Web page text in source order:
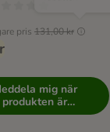
pris 131,00 kr
mig när
produkten är
tillgänglig